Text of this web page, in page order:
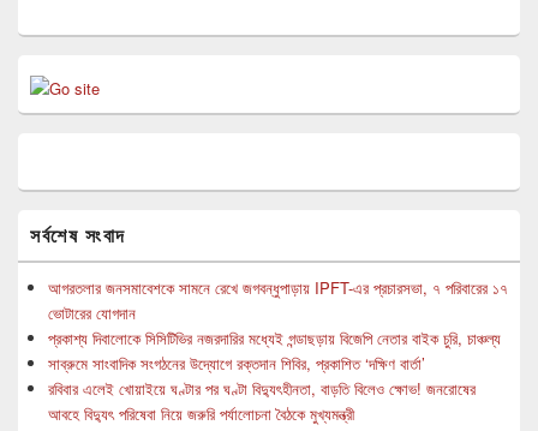
সর্বশেষ সংবাদ
আগরতলার জনসমাবেশকে সামনে রেখে জগবন্ধুপাড়ায় IPFT-এর প্রচারসভা, ৭ পরিবারের ১৭
ভোটারের যোগদান
প্রকাশ্য দিবালোকে সিসিটিভির নজরদারির মধ্যেই গন্ডাছড়ায় বিজেপি নেতার বাইক চুরি, চাঞ্চল্য
সাব্রুমে সাংবাদিক সংগঠনের উদ্যোগে রক্তদান শিবির, প্রকাশিত ‘দক্ষিণ বার্তা’
রবিবার এলেই খোয়াইয়ে ঘণ্টার পর ঘণ্টা বিদ্যুৎহীনতা, বাড়তি বিলেও ক্ষোভ! জনরোষের
আবহে বিদ্যুৎ পরিষেবা নিয়ে জরুরি পর্যালোচনা বৈঠকে মুখ্যমন্ত্রী